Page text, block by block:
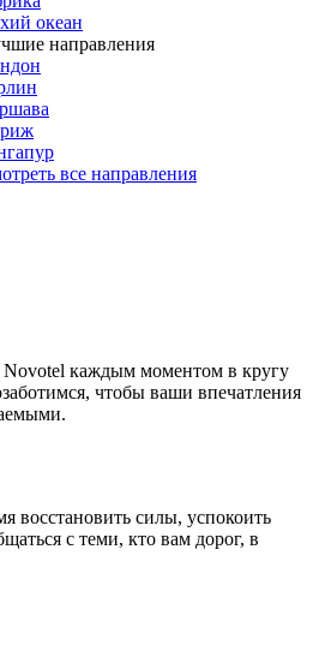
океан
направления
все направления
Novotel каждым моментом в кругу
чтобы ваши впечатления
восстановить силы, успокоить
с теми, кто вам дорог, в